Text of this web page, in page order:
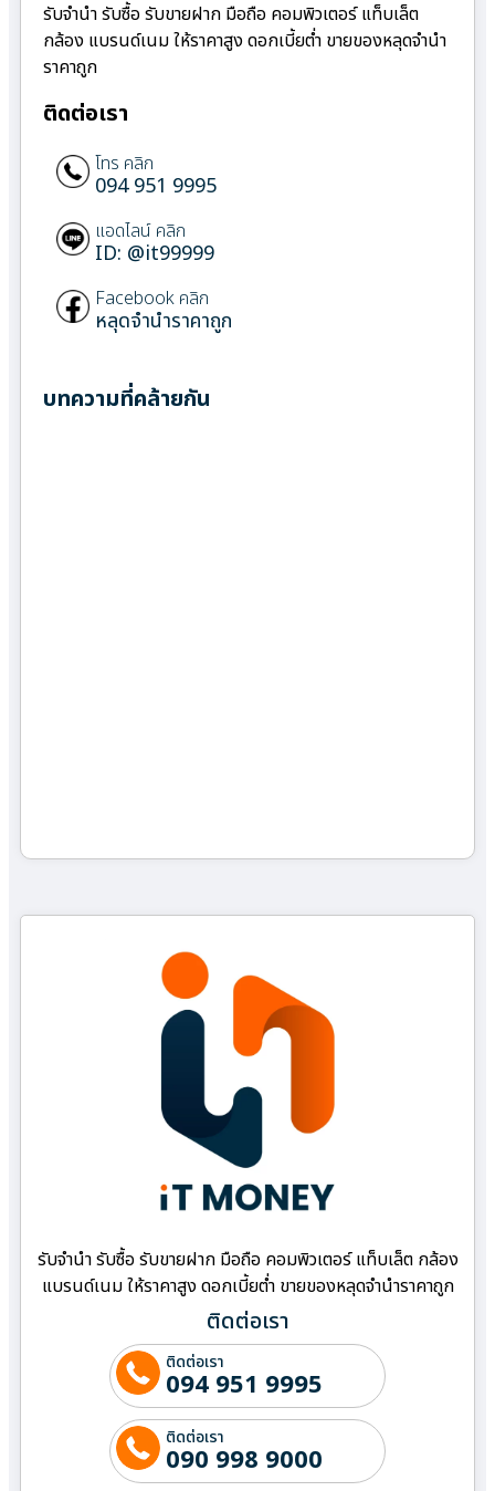
รับจำนำ รับซื้อ รับขายฝาก มือถือ คอมพิวเตอร์ แท็บเล็ต
กล้อง แบรนด์เนม ให้ราคาสูง ดอกเบี้ยต่ำ ขายของหลุดจำนำ
ราคาถูก
ติดต่อเรา
โทร คลิก
094 951 9995
แอดไลน์ คลิก
ID: @it99999
Facebook คลิก
หลุดจำนำราคาถูก
บทความที่คล้ายกัน
รับจำนำ รับซื้อ รับขายฝาก มือถือ คอมพิวเตอร์ แท็บเล็ต กล้อง
แบรนด์เนม ให้ราคาสูง ดอกเบี้ยต่ำ ขายของหลุดจำนำราคาถูก
ติดต่อเรา
ติดต่อเรา
094 951 9995
ติดต่อเรา
090 998 9000